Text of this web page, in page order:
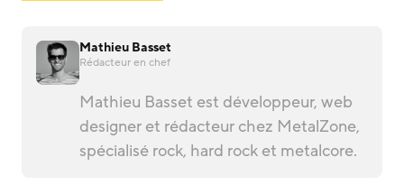
Mathieu Basset
Rédacteur en chef
Mathieu Basset est développeur, web
designer et rédacteur chez MetalZone,
spécialisé rock, hard rock et metalcore.